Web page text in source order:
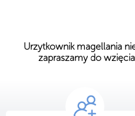
Urzytkownik magellania
zapraszamy do